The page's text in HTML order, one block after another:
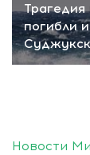
Трагедия
погибли
Новости